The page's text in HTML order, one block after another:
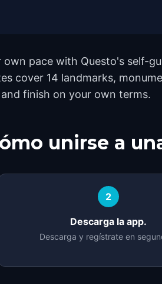
pace with Questo's self-
cover 14 landmarks,
finish on your own terms.
unirse a
2
Descarga la app.
Descarga y regístrate en